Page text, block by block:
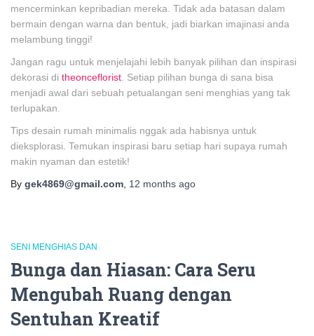
mencerminkan kepribadian mereka. Tidak ada batasan dalam
bermain dengan warna dan bentuk, jadi biarkan imajinasi anda
melambung tinggi!
Jangan ragu untuk menjelajahi lebih banyak pilihan dan inspirasi
dekorasi di theonceflorist . Setiap pilihan bunga di sana bisa
menjadi awal dari sebuah petualangan seni menghias yang tak
terlupakan.
Tips desain rumah minimalis nggak ada habisnya untuk
dieksplorasi. Temukan inspirasi baru setiap hari supaya rumah
makin nyaman dan estetik!
By gek4869@gmail.com 12 months ago
SENI MENGHIAS DAN
Bunga dan Hiasan: Cara Seru
Mengubah Ruang dengan
Sentuhan Kreatif